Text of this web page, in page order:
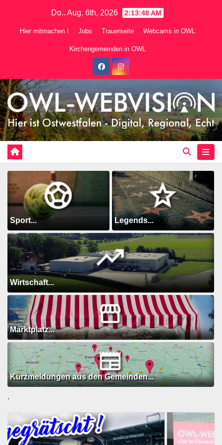
Do.. Aug. 6th, 2026 2:13:50 AM
Hier mitmachen ! Jobs Trauerseite Webcams in OWL
Kirchengemeinden in OWL
Sport... Legends...
Wirtschaft...
Marktplatz...
Kurzmeldungen aus den Gemeinden...
.